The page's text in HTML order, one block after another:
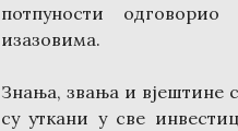
потпуности
изазовима.
Знања, звања и вјештине
су уткани у све